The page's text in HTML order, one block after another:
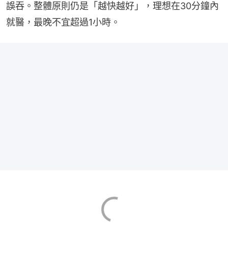
誤吞。整體原則仍是「越快越好」，理想在30分鐘內
就醫，最晚不宜超過1小時。